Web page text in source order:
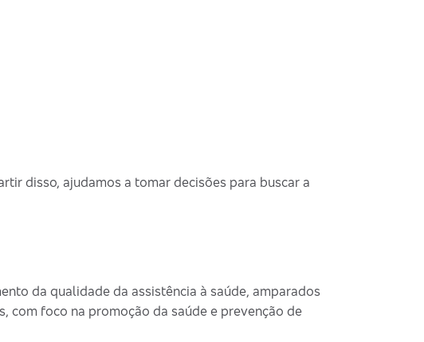
disso, ajudamos a tomar decisões para buscar a
da qualidade da assistência à saúde, amparados
com foco na promoção da saúde e prevenção de